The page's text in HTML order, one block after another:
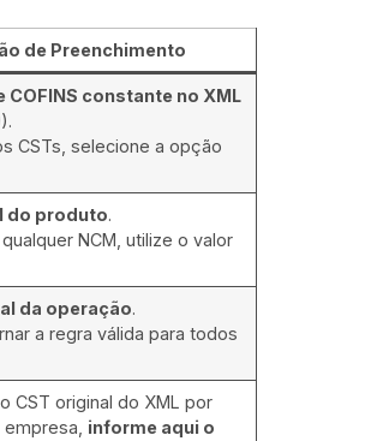
de Preenchimento
COFINS constante no XML
CSTs, selecione a opção
do produto.
NCM, utilize o valor
da operação.
a regra válida para todos
CST original do XML por
informe aqui o